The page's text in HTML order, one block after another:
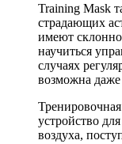
Training Mask
страдающих
имеют
научиться
случаях
возможна даже
устройство
воздуха,